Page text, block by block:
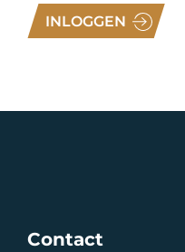
INLOGGEN
Contact